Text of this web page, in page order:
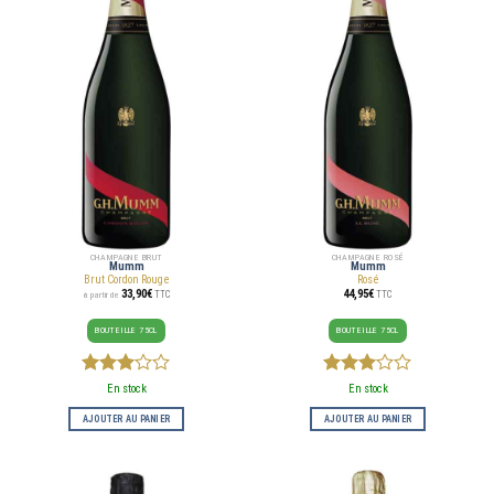
CHAMPAGNE BRUT
Mumm
Brut Cordon Rouge
à partir de 33,90€ TTC
BOUTEILLE 75CL
sur
5
En stock
AJOUTER AU PANIER
CHAMPAGNE ROSÉ
Mumm
Rosé
44,95€ TTC
BOUTEILLE 75CL
sur
5
En stock
AJOUTER AU PANIER